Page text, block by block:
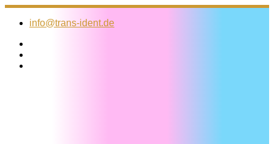
Zum
Inhalt
info@trans-ident.de